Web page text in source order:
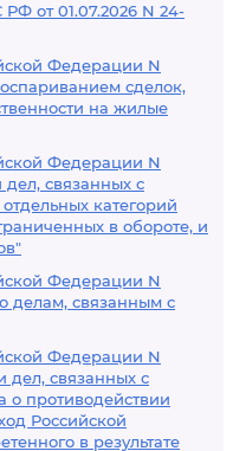
от 01.07.2026 N 24-
Федерации N
сделок,
на жилые
Федерации N
дел, связанных с
категорий
в обороте, и
Федерации N
делам, связанным с
Федерации N
дел, связанных с
о противодействии
Российской
в результате